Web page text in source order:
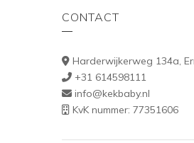
CONTACT
Harderwijkerweg 134a,
+31 614598111
info@kekbaby.nl
KvK nummer: 77351606